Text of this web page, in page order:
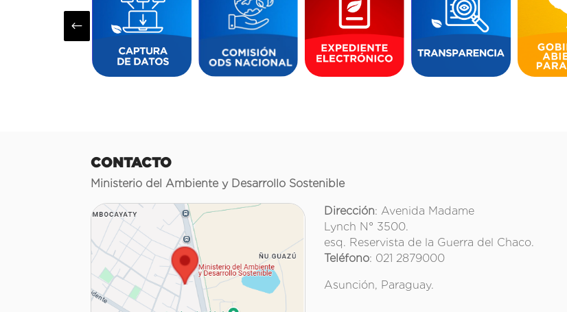
#
CONTACTO
Ministerio del Ambiente y Desarrollo Sostenible
Dirección: Avenida Madame
Lynch N° 3500.
esq. Reservista de la Guerra del Chaco.
Teléfono: 021 2879000
Asunción, Paraguay.